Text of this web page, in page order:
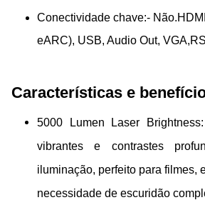
Conectividade chave:- Não.
eARC), USB, Audio Out, VGA,
Características e
5000 Lumen Laser
vibrantes e contrastes
iluminação, perfeito para filmes,
necessidade de escuridão